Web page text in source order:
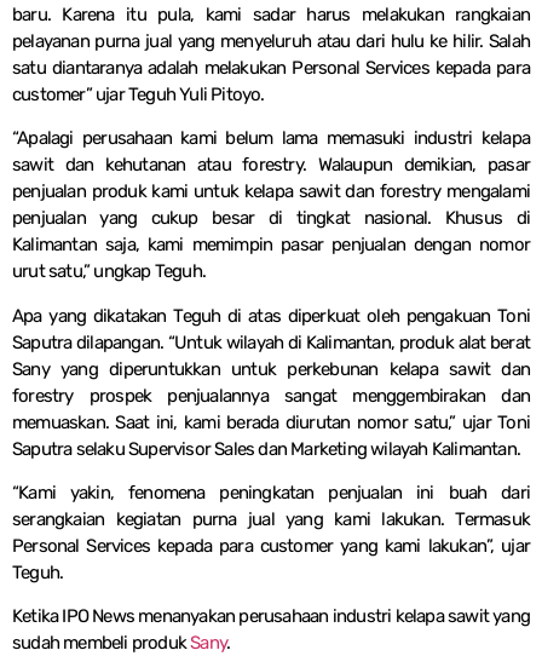
baru. Karena itu pula, kami sadar harus melakukan rangkaian
pelayanan purna jual yang menyeluruh atau dari hulu ke hilir. Salah
satu diantaranya adalah melakukan Personal Services kepada para
customer” ujar Teguh Yuli Pitoyo.
“Apalagi perusahaan kami belum lama memasuki industri kelapa
sawit dan kehutanan atau forestry. Walaupun demikian, pasar
penjualan produk kami untuk kelapa sawit dan forestry mengalami
penjualan yang cukup besar di tingkat nasional. Khusus di
Kalimantan saja, kami memimpin pasar penjualan dengan nomor
urut satu,” ungkap Teguh.
Apa yang dikatakan Teguh di atas diperkuat oleh pengakuan Toni
Saputra dilapangan. “Untuk wilayah di Kalimantan, produk alat berat
Sany yang diperuntukkan untuk perkebunan kelapa sawit dan
forestry prospek penjualannya sangat menggembirakan dan
memuaskan. Saat ini, kami berada diurutan nomor satu,” ujar Toni
Saputra selaku Supervisor Sales dan Marketing wilayah Kalimantan.
“Kami yakin, fenomena peningkatan penjualan ini buah dari
serangkaian kegiatan purna jual yang kami lakukan. Termasuk
Personal Services kepada para customer yang kami lakukan”, ujar
Teguh.
Ketika IPO News menanyakan perusahaan industri kelapa sawit yang
sudah membeli produkSany.